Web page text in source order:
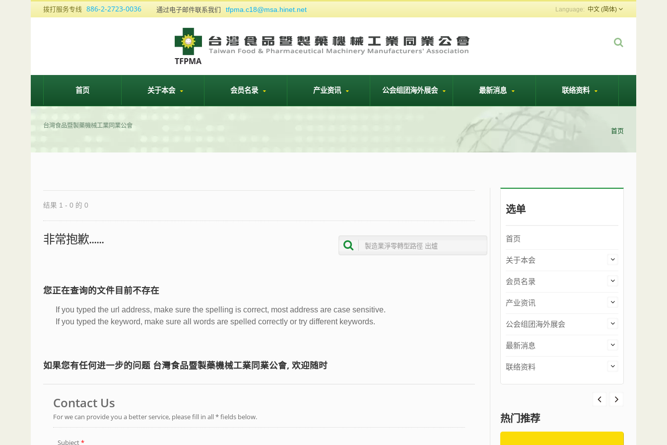
拨打服务专线 886-2-2723-0036 通过电子邮件联系我们 tfpma.c18@msa.hinet.net 中文 (简体)
首页 关于本会 会员名录 产业资讯 公会组团海外展会 最新消息 联络资料
台灣食品暨製藥機械工業同業公會
首页
结果 1 - 0 的 0
非常抱歉......
您正在查询的文件目前不存在
If you typed the url address, make sure the spelling is correct, most address are case sensitive.
If you typed the keyword, make sure all words are spelled correctly or try different keywords.
如果您有任何进一步的问题 台灣食品暨製藥機械工業同業公會, 欢迎随时
选单
首页
关于本会
会员名录
产业资讯
公会组团海外展会
最新消息
联络资料
热门推荐